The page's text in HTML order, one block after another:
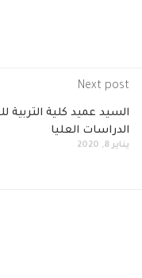
Next post
السيد عميد كلية التربية
الدراسات العليا
يناير 8, 2020